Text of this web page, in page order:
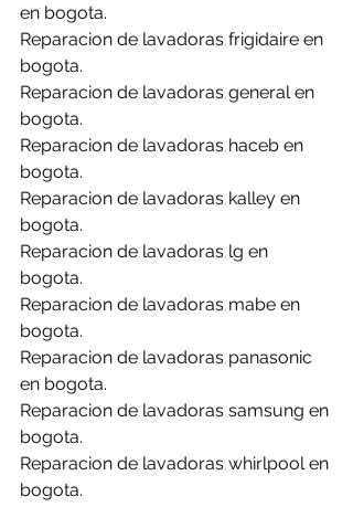
en bogota.
Reparacion de lavadoras frigidaire en
bogota.
Reparacion de lavadoras general en
bogota.
Reparacion de lavadoras haceb en
bogota.
Reparacion de lavadoras kalley en
bogota.
Reparacion de lavadoras lg en
bogota.
Reparacion de lavadoras mabe en
bogota.
Reparacion de lavadoras panasonic
en bogota.
Reparacion de lavadoras samsung en
bogota.
Reparacion de lavadoras whirlpool en
bogota.